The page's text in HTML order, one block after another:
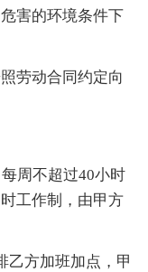
害的环境条件下
劳动合同约定向
周不超过40小时
工作制，由甲方
乙方加班加点，甲